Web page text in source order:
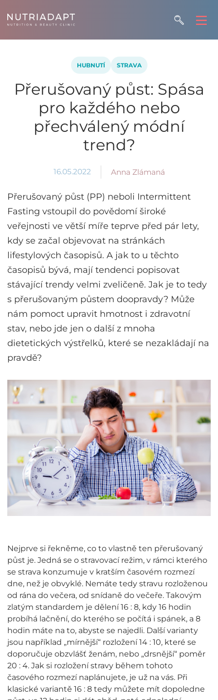
HUBNUTÍ STRAVA
Přerušovaný půst: Spása
pro každého nebo
přechválený módní
trend?
16.05.2022 Anna Zlámaná
Přerušovaný půst (PP) neboli Intermittent
Fasting vstoupil do povědomí široké
veřejnosti ve větší míře teprve před pár lety,
kdy se začal objevovat na stránkách
lifestylových časopisů. A jak to u těchto
časopisů bývá, mají tendenci popisovat
stávající trendy velmi zveličeně. Jak je to tedy
s přerušovaným půstem doopravdy? Může
nám pomoct upravit hmotnost i zdravotní
stav, nebo jde jen o další z mnoha
dietetických výstřelků, které se nezakládají na
pravdě?
Nejprve si řekněme, co to vlastně ten přerušovaný
půst je. Jedná se o stravovací režim, v rámci kterého
se strava konzumuje v kratším časovém rozmezí
dne, než je obvyklé. Nemáte tedy stravu rozloženou
od rána do večera, od snídaně do večeře. Takovým
zlatým standardem je dělení 16 : 8, kdy 16 hodin
probíhá lačnění, do kterého se počítá i spánek, a 8
hodin máte na to, abyste se najedli. Další varianty
jsou například „mírnější“ rozložení 14 : 10, které se
doporučuje obzvlášť ženám, nebo „drsnější“ poměr
20 : 4. Jak si rozložení stravy během tohoto
časového rozmezí naplánujete, je už na vás. Při
klasické variantě 16 : 8 tedy můžete mít dopoledne